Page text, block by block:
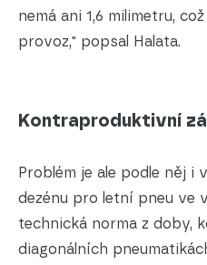
nemá ani 1,6 milimetru,
provoz," popsal Halata.
Kontraproduktivní
Problém je ale podle něj i
dezénu pro letní pneu ve
technická norma z doby,
diagonálních